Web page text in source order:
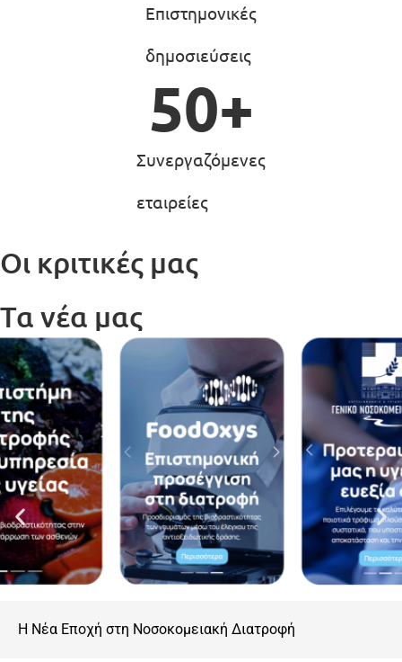
Επιστημονικές
δημοσιεύσεις
Συνεργαζόμενες
εταιρείες
50+
Οι κριτικές μας
Τα νέα μας
Η Nέα Eποχή στη Nοσοκομειακή Διατροφή